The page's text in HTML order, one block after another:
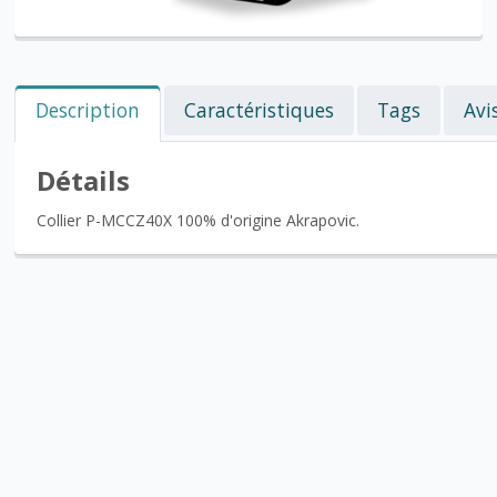
Description Caractéristiques Tags
Détails
Collier P-MCCZ40X 100% d'origine Akrapovic.